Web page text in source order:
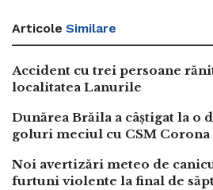
Articole Similare
Accident cu trei persoane
localitatea Lanurile
Dunărea Brăila a câștigat la o
goluri meciul cu CSM Corona
Noi avertizări meteo de
furtuni violente la final de